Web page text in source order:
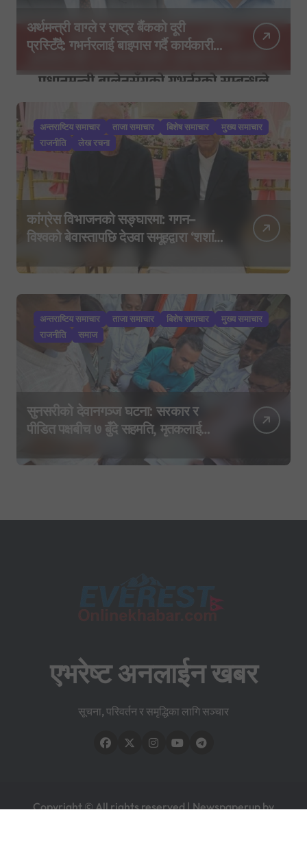
अर्थमन्त्री वाग्ले र राष्ट्र बैंकको दूरी
प्रस्टिँदै: गभर्नरलाई बाइपास गर्दै कार्यकारी
अन्तराष्टिय समाचार ताजा समाचार बिशेष समाचार
मुख्य समाचार
राजनीति
लेख रचना
कांग्रेस विभाजनको सङ्घारमा: गगन–
विश्वको बेवास्तापछि देउवा समूहद्वारा ‘शशांक
यात्राको घोषणा तयारी!
अन्तराष्टिय समाचार ताजा समाचार बिशेष समाचार
मुख्य समाचार
राजनीति
समाज
सुनसरीको देवानगञ्ज घटना: सरकार र
पीडित पक्षबीच ७ बुँदे सहमति, मृतकलाई
एभरेष्ट अनलाईन खबर
सूचना, परिवर्तन र समृद्धिका लागि सञ्चार
Copyright © All rights reserved|Newspaperupby